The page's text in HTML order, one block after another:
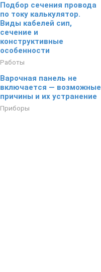
Подбор сечения провода
по току калькулятор.
Виды кабелей сип,
сечение и
конструктивные
особенности
Работы
Варочная панель не
включается — возможные
причины и их устранение
Приборы